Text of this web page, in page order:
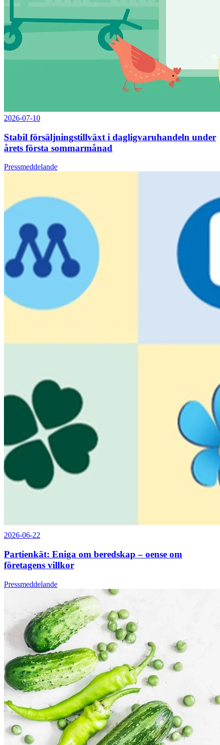
2026-07-10
Stabil försäljningstillväxt i dagligvaruhandeln under
årets första sommarmånad
Pressmeddelande
2026-06-22
Partienkät: Eniga om beredskap – oense om
företagens villkor
Pressmeddelande